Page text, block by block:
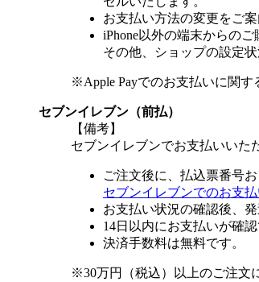
お支払い方法の変更をご
iPhone以外の端末からの
その他、ショップの設定
※Apple Payでのお支払いに関す
セブンイレブン（前払）
【備考】
セブンイレブンでお支払いいた
ご注文後に、払込票番号
セブンイレブンでのお支
お支払い状況の確認後、
14日以内にお支払いが確
決済手数料は無料です。
※30万円（税込）以上のご注文